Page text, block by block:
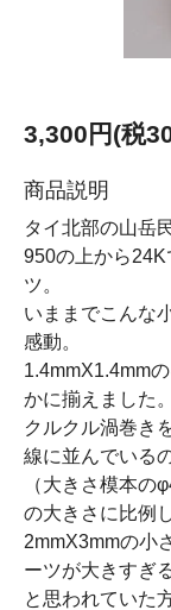
3,300円(税
商品説明
タイ北部の山岳
950の上から
ツ。
いままでこんな
感動。
1.4mmX1.4mm
かに揃えました。
クルクル渦巻き
線に並んでいる
（大きさ模本の
の大きさに比例
2mmX3mmの小
ーツが大きすぎ
と思われていた